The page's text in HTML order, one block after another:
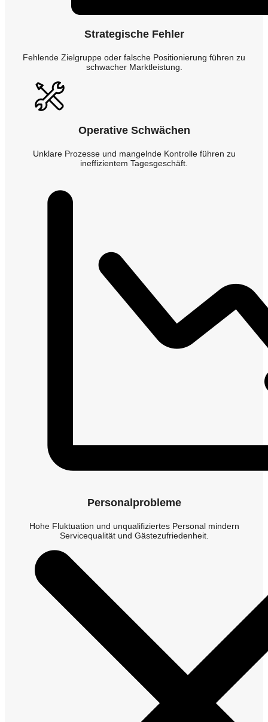
Strategische Fehler
Fehlende Zielgruppe oder falsche Positionierung führen zu
schwacher Marktleistung.
Operative Schwächen
Unklare Prozesse und mangelnde Kontrolle führen zu
ineffizientem Tagesgeschäft.
Personalprobleme
Hohe Fluktuation und unqualifiziertes Personal mindern
Servicequalität und Gästezufriedenheit.